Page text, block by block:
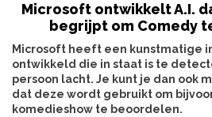
Microsoft ontwikkelt A.I.
begrijpt om Comedy
Microsoft heeft een kunstmatige
ontwikkeld die in staat is te
persoon lacht. Je kunt je dan ook
dat deze wordt gebruikt om
komedieshow te beoordelen.